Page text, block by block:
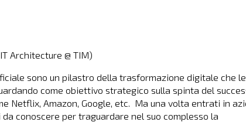
Architecture @ TIM)
sono un pilastro della trasformazione digitale che le
come obiettivo strategico sulla spinta del
Netflix, Amazon, Google, etc. Ma una volta entrati in
conoscere per traguardare nel suo complesso la